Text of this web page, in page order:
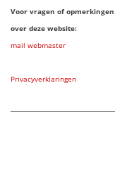
Voor vragen of opmerkingen
over deze website:
mail webmaster
Privacyverklaringen